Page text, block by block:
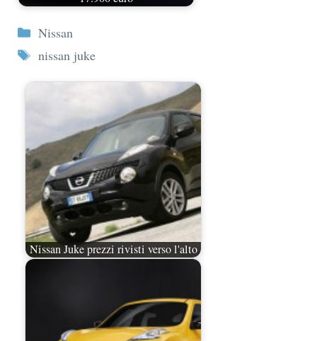
Categorie
Nissan
Tag
nissan juke
Nissan Juke prezzi rivisti verso l'alto